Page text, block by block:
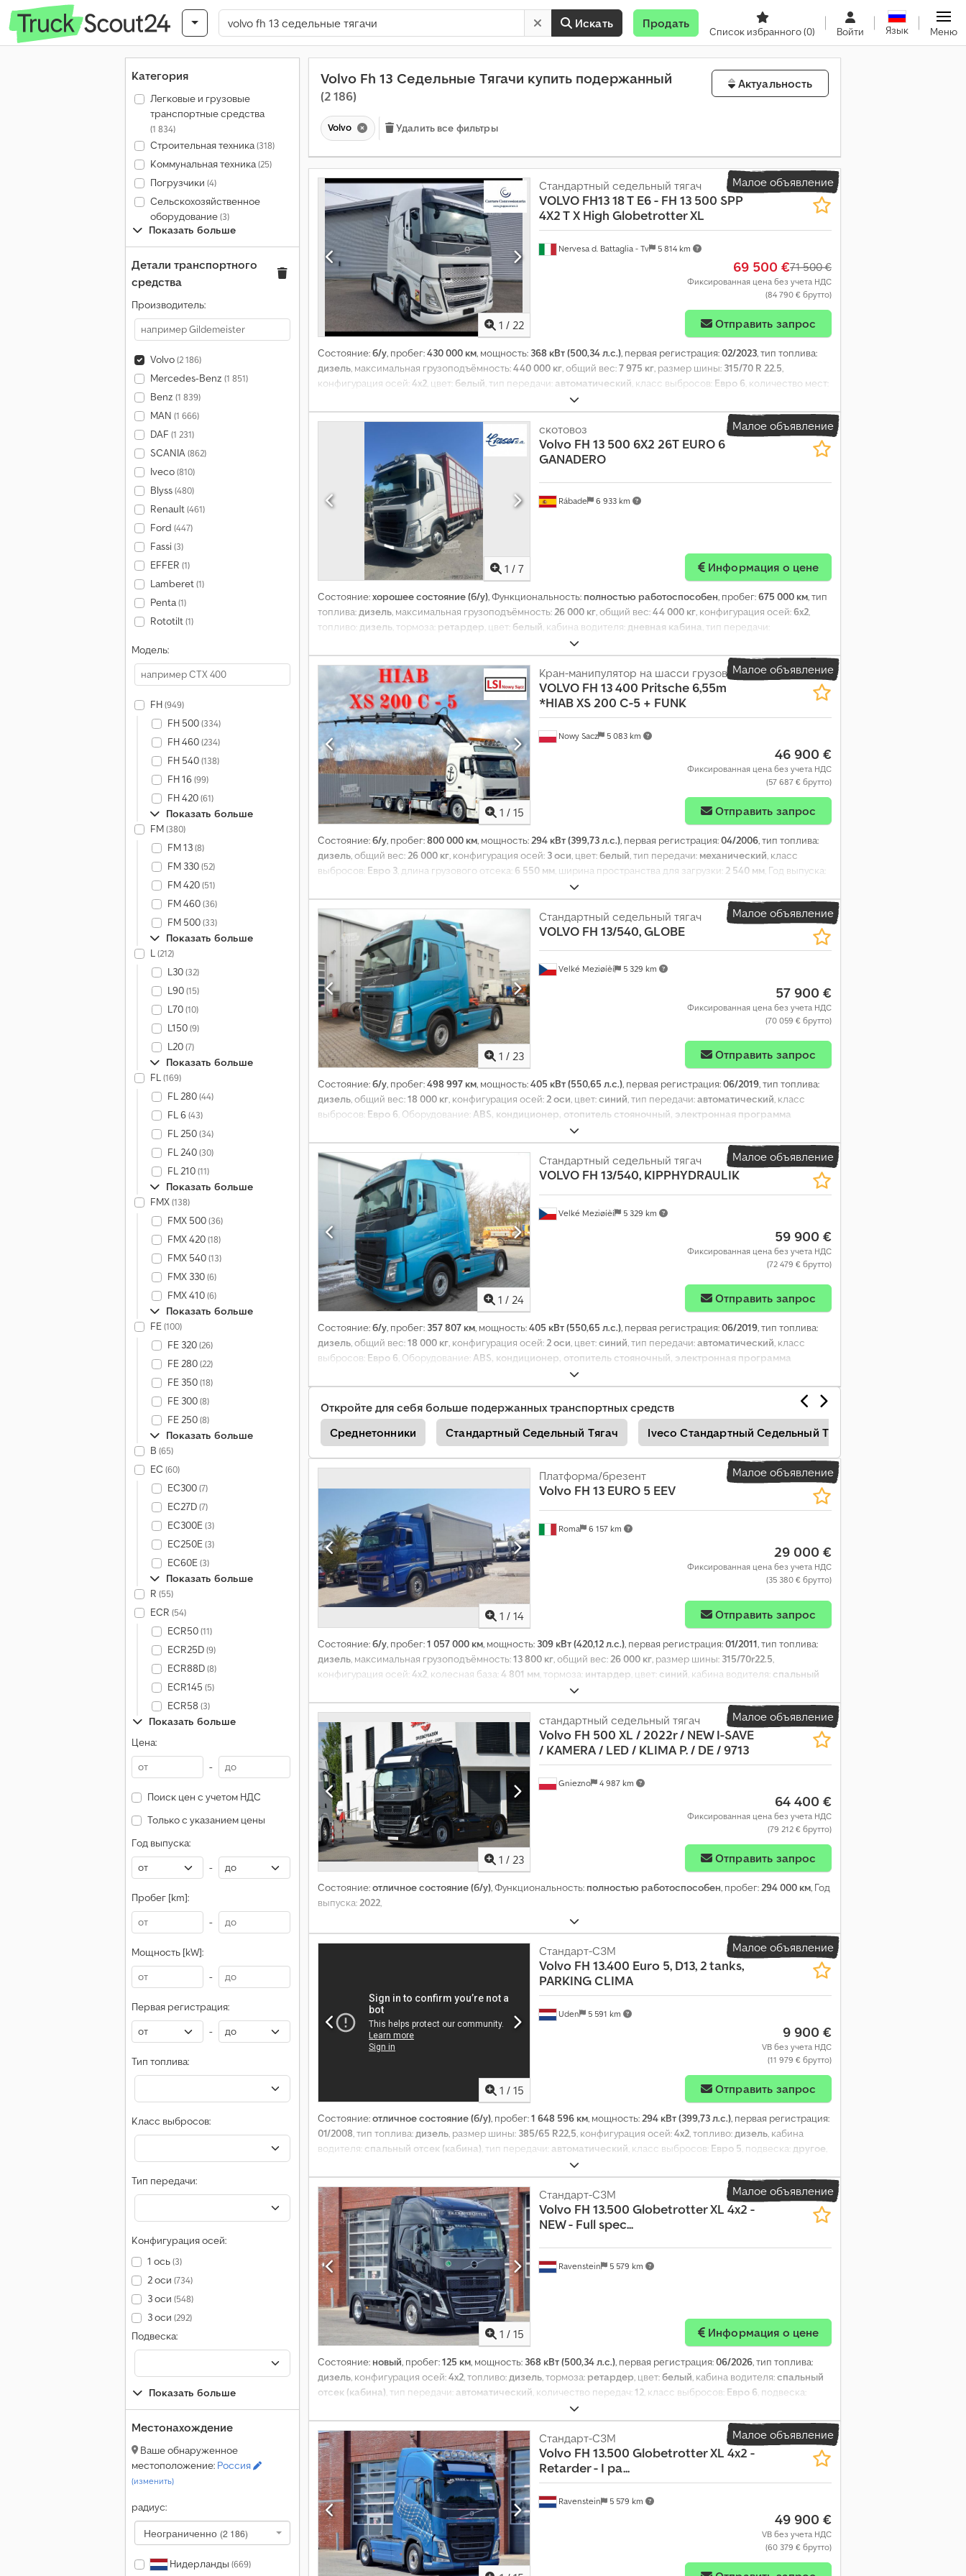
Искать Продать
Список избранного(0) Войти Язык Меню
Категория
Легковые и грузовые
транспортные средства
(1 834)
Строительная техника(318)
Коммунальная техника(25)
Погрузчики (4)
Сельскохозяйственное
оборудование(3)
Показать больше
Детали транспортного
средства
Производитель:
Volvo(2 186)
Mercedes-Benz (1 851)
Benz (1 839)
MAN (1 666)
DAF (1 231)
SCANIA(862)
Iveco(810)
Blyss(480)
Renault(461)
Ford (447)
Fassi(3)
EFFER (1)
Lamberet(1)
Penta(1)
Rototilt(1)
Модель:
FH(949)
FH 500(334)
FH 460(234)
FH 540(138)
FH 16(99)
FH 420(61)
Показать больше
FM(380)
FM 13(8)
FM 330(52)
FM 420(51)
FM 460(36)
FM 500(33)
Показать больше
L(212)
L30(32)
L90(15)
L70(10)
L150(9)
L20(7)
Показать больше
FL(169)
FL 280(44)
FL 6(43)
FL 250(34)
FL 240(30)
FL 210(11)
Показать больше
FMX(138)
FMX 500(36)
FMX 420(18)
FMX 540(13)
FMX 330(6)
FMX 410(6)
Показать больше
FE(100)
FE 320(26)
FE 280(22)
FE 350(18)
FE 300(8)
FE 250(8)
Показать больше
B (65)
EC (60)
EC300(7)
EC27D(7)
EC300E(3)
EC250E(3)
EC60E(3)
Показать больше
R (55)
ECR (54)
ECR50(11)
ECR25D(9)
ECR88D(8)
ECR145 (5)
ECR58 (3)
Показать больше
Цена:
-
Поиск цен с учетом НДС
Только с указанием цены
Год выпуска:
-
Пробег [km]:
-
Мощность [kW]:
-
Первая регистрация:
-
Тип топлива:
Класс выбросов:
Тип передачи:
Конфигурация осей:
1 ось(3)
2 оси (734)
3 оси (548)
3 оси (292)
Подвеска:
Показать больше
Местонахождение
Ваше обнаруженное
местоположение: Россия
(изменить)
радиус:
Неограниченно (2 186)
Нидерланды (669)
Volvo Fh 13 Седельные Тягачи купить подержанный
(2 186)
Актуальность
Volvo Удалить все фильтры
Малое объявление
1 / 22
Nervesa d. Battaglia - Tv 5 814 km
Стандартный седельный тягач
VOLVO FH13 18 T E6 - FH 13 500 SPP
4X2 T X High Globetrotter XL
69 500 €71 500 €
Фиксированная цена без учета НДС
(84 790 € брутто)
Отправить запрос
Состояние:б/у, пробег:430 000 км, мощность: 368 кВт (500,34 л.с.), первая регистрация:02/2023, тип топлива:
дизель, максимальная грузоподъёмность:440 000 кг, общий вес:7 975 кг, размер шины: 315/70 R 22.5,
конфигурация осей:4x2, цвет: белый, тип передачи: автоматический, класс выбросов: Евро 6, количество мест:
Малое объявление
1 / 7
Rábade 6 933 km
скотовоз
Volvo FH 13 500 6X2 26T EURO 6
GANADERO
Информация о цене
Состояние:хорошее состояние (б/у), Функциональность: полностью работоспособен, пробег:675 000 км, тип
топлива:дизель, максимальная грузоподъёмность:26 000 кг, общий вес:44 000 кг, конфигурация осей:6x2,
топливо:дизель, тормоза: ретардер, цвет: белый, кабина водителя:дневная кабина, тип передачи:
, класс выбросов:
Год выпуска:2018,
Малое объявление
1 / 15
Nowy Sacz 5 083 km
Кран-манипулятор на шасси грузовика
VOLVO FH 13 400 Pritsche 6,55m
*HIAB XS 200 C-5 + FUNK
46 900 €
Фиксированная цена без учета НДС
(57 687 € брутто)
Отправить запрос
Состояние:б/у, пробег:800 000 км, мощность:294 кВт (399,73 л.с.), первая регистрация:04/2006, тип топлива:
дизель, общий вес:26 000 кг, конфигурация осей: 3 оси, цвет:белый, тип передачи: механический, класс
выбросов: Евро 3, длина грузового отсека: 6 550 мм, ширина пространства для загрузки: 2 540 мм, Год выпуска:
Малое объявление
1 / 23
Velké Meziøíèí 5 329 km
Стандартный седельный тягач
VOLVO FH 13/540, GLOBE
57 900 €
Фиксированная цена без учета НДС
(70 059 € брутто)
Отправить запрос
Состояние:б/у, пробег:498 997 км, мощность:405 кВт (550,65 л.с.), первая регистрация:06/2019, тип топлива:
дизель, общий вес:18 000 кг, конфигурация осей:2 оси, цвет:синий, тип передачи:автоматический, класс
выбросов: Евро 6, Оборудование: ABS, кондиционер, отопитель стояночный, электронная программа
Малое объявление
1 / 24
Velké Meziøíèí 5 329 km
Стандартный седельный тягач
VOLVO FH 13/540, KIPPHYDRAULIK
59 900 €
Фиксированная цена без учета НДС
(72 479 € брутто)
Отправить запрос
Состояние:б/у, пробег: 357 807 км, мощность:405 кВт (550,65 л.с.), первая регистрация:06/2019, тип топлива:
дизель, общий вес:18 000 кг, конфигурация осей:2 оси, цвет:синий, тип передачи:автоматический, класс
выбросов: Евро 6, Оборудование: ABS, кондиционер, отопитель стояночный, электронная программа
Откройте для себя больше подержанных транспортных средств
Среднетонники
Стандартный Седельный Тягач Iveco Стандартный Седельный Тягач
Sommer Пoлупpицeпы Sommer Zp Пpицeпы
Малое объявление
1 / 14
Roma 6 157 km
Платформа/брезент
Volvo FH 13 EURO 5 EEV
29 000 €
Фиксированная цена без учета НДС
(35 380 € брутто)
Отправить запрос
Состояние:б/у, пробег:1 057 000 км, мощность: 309 кВт (420,12 л.с.), первая регистрация:01/2011, тип топлива:
дизель, максимальная грузоподъёмность:13 800 кг, общий вес:26 000 кг, размер шины: 315/70r22.5,
конфигурация осей:4x2, колесная база:4 801 мм, тормоза: интардер, цвет: синий, кабина водителя: спальный
, класс выбросов:
отсека:7 940 мм, ширина пространства для загрузки:2 480 мм, высота грузового отсека:2 720 мм, Год выпуска:
2011, Оборудование:ABS, бортовой компьютер, гидроборт, компрессор, кондиционер, круиз-контроль,
навигационная система, отопитель стояночный, регистрация автомобиля, система контроля тяги, спойлер,
Малое объявление
1 / 23
Gniezno 4 987 km
стандартный седельный тягач
Volvo FH 500 XL / 2022r / NEW I-SAVE
/ KAMERA / LED / KLIMA P. / DE / 9713
64 400 €
Фиксированная цена без учета НДС
(79 212 € брутто)
Отправить запрос
Состояние:отличное состояние (б/у), Функциональность: полностью работоспособен, пробег:294 000 км, Год
выпуска:2022,
Малое объявление
1 / 15
Uden 5 591 km
Стандарт-СЗМ
Volvo FH 13.400 Euro 5, D13, 2 tanks,
PARKING CLIMA
9 900 €
VB без учета НДС
(11 979 € брутто)
Отправить запрос
Состояние:отличное состояние (б/у), пробег:1 648 596 км, мощность:294 кВт (399,73 л.с.), первая регистрация:
01/2008, тип топлива:дизель, размер шины: 385/65 R22,5, конфигурация осей:4x2, топливо:дизель, кабина
водителя: спальный отсек (кабина), тип передачи: автоматический, класс выбросов: Евро 5, подвеска:другое,
, общая высота:
гидроусилитель руля, кондиционер, круиз-контроль, подушка безопасности, спойлер, электрорегулировка
стекол, Малое объявление
1 / 15
Ravenstein 5 579 km
Стандарт-СЗМ
Volvo FH 13.500 Globetrotter XL 4x2 -
NEW - Full spec...
Информация о цене
Состояние: новый, пробег:125 км, мощность: 368 кВт (500,34 л.с.), первая регистрация:06/2026, тип топлива:
дизель, конфигурация осей:4x2, топливо:дизель, тормоза: ретардер, цвет:белый, кабина водителя:спальный
отсек (кабина), тип передачи: автоматический, количество передач:12, класс выбросов: Евро 6, подвеска:
ABS, AdBlue, второй топливный бак, кондиционер, круиз-контроль,
навигационная система, отопитель стояночный, противотуманные фары, ретардер, сажевый фильтр,
спойлер, стояночный кондиционер, холодильник, центральный замок, электрорегулировка стекол,
Малое объявление
Ravenstein 5 579 km
Стандарт-СЗМ
Volvo FH 13.500 Globetrotter XL 4x2 -
Retarder - I pa...
49 900 €
VB без учета НДС
(60 379 € брутто)